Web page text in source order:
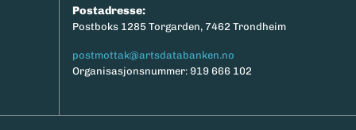
Postadresse:
Postboks 1285 Torgarden, 7462 Trondheim
postmottak@artsdatabanken.no
Organisasjonsnummer: 919 666 102